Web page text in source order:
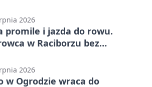
2026
promile i jazda do rowu.
w Raciborzu bez
2026
w Ogrodzie wraca do